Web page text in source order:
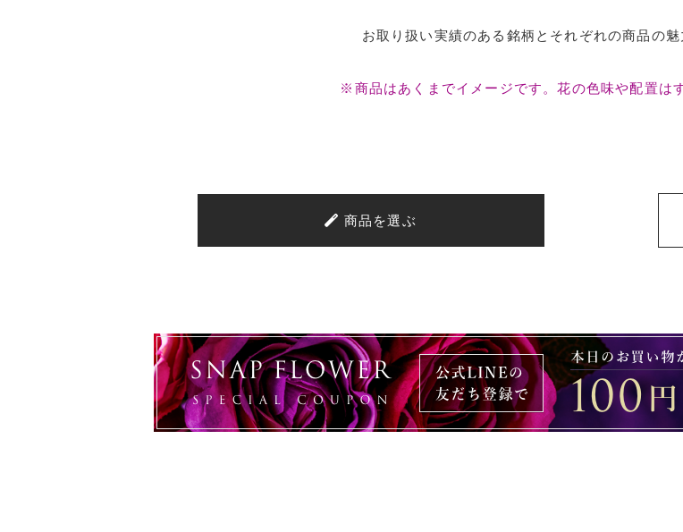
お取り扱い実績のある銘柄とそれぞれの商品の魅
※商品はあくまでイメージです。花の色味や配置は
商品を選ぶ